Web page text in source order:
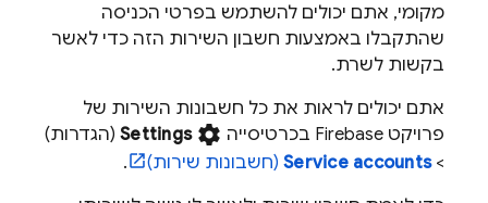
מקומי, אתם יכולים להשתמש בפרטי הכניסה
שהתקבלו באמצעות חשבון השירות הזה כדי לאשר
בקשות לשרת.
אתם יכולים לראות את כל חשבונות השירות של
פרויקט Firebase בכרטיסייה
settings
Settings (הגדרות)
>
Service accounts (חשבונות שירות)
.